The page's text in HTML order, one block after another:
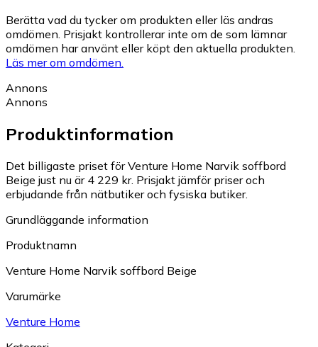
Berätta vad du tycker om produkten eller läs andras
omdömen. Prisjakt kontrollerar inte om de som lämnar
omdömen har använt eller köpt den aktuella produkten.
Läs mer om omdömen.
Annons
Annons
Produktinformation
Det billigaste priset för Venture Home Narvik soffbord
Beige just nu är 4 229 kr. Prisjakt jämför priser och
erbjudande från nätbutiker och fysiska butiker.
Grundläggande information
Produktnamn
Venture Home Narvik soffbord Beige
Varumärke
Venture Home